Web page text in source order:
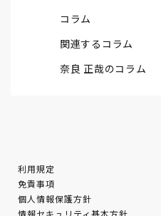
コラム
関連するコラム
奈良 正哉のコラム
利用規定
免責事項
個人情報保護方針
情報セキュリティ基本方針